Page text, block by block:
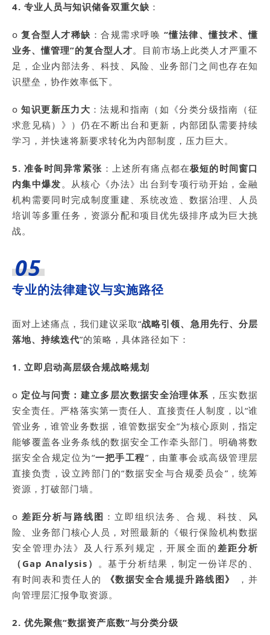
4. 专业人员与知识储备双重欠缺 ：
o复合型人才稀缺 ：合规需求呼唤 “懂法律、懂技术、懂
业务、懂管理”的复合型人才。目前市场上此类人才严重不
足，企业内部法务、科技、风险、业务部门之间也存在知
识壁垒，协作效率低下。
o知识更新压力大 ：法规和指南（如《分类分级指南（征
求意见稿）》）仍在不断出台和更新，内部团队需要持续
学习，并快速将新要求转化为内部制度，压力巨大。
5.准备时间异常紧张 ：上述所有痛点都在极短的时间窗口
内集中爆发。从核心《办法》出台到专项行动开始，金融
机构需要同时完成制度重建、系统改造、数据治理、人员
培训等多重任务，资源分配和项目优先级排序成为巨大挑
战。
05
专业的法律建议与实施路径
面对上述痛点，我们建议采取“战略引领、急用先行、分层
落地、持续迭代”的策略，具体路径如下：
1. 立即启动高层级合规战略规划
o 定位与问责：建立多层次数据安全治理体系 ，压实数据
安全责任。严格落实第一责任人、直接责任人制度，以“谁
管业务，谁管业务数据，谁管数据安全”为核心原则，指定
能够覆盖各业务条线的数据安全工作牵头部门。明确将数
据安全合规定位为“一把手工程”，由董事会或高级管理层
直接负责，设立跨部门的“数据安全与合规委员会”，统筹
资源，打破部门墙。
o差距分析与路线图 ：立即组织法务、合规、科技、风
险、业务部门核心人员，对照最新的《银行保险机构数据
安全管理办法》及人行系列规定，开展全面的差距分析
（Gap Analysis） 。基于分析结果，制定一份详尽的、
有时间表和责任人的
《数据安全合规提升路线图》
，并
向管理层汇报争取资源。
2. 优先聚焦“数据资产底数”与分类分级